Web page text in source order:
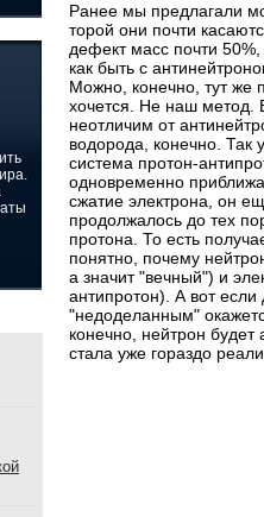
Ранее мы предлагали
торой они почти
дефект масс почти
как быть с
Можно, конечно, тут же
хочется. Не наш метод.
неотличим от
водорода, конечно. Так
система протон-
одновременно
сжатие электрона, он
продолжалось до тех
протона. То есть
понятно, почему
а значит "вечный") и
антипротон). А вот если
"недоделанным"
конечно, нейтрон
стала уже гораздо